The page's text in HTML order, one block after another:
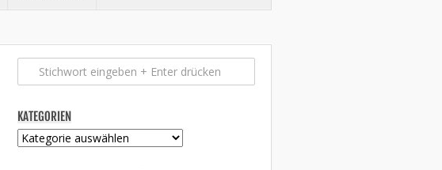
KATEGORIEN
Kategorien